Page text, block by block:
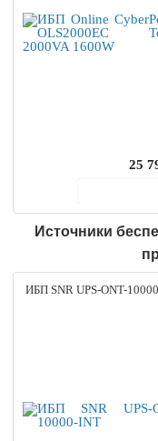
25
Источники
ИБП SNR UPS-ONT-